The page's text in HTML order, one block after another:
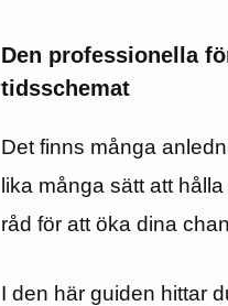
Den professionella
tidsschemat
Det finns många
lika många sätt att
råd för att öka dina
I den här guiden hittar